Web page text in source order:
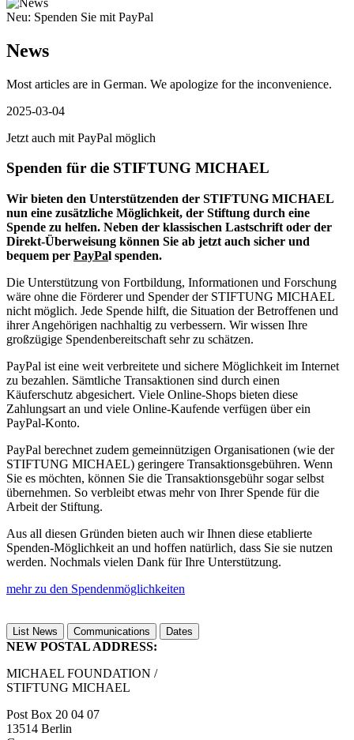
Neu: Spenden Sie mit PayPal
News
Most articles are in German. We apologize for the inconvenience.
2025-03-04
Jetzt auch mit PayPal möglich
Spenden für die STIFTUNG MICHAEL
Wir bieten den Unterstützenden der STIFTUNG MICHAEL
nun eine zusätzliche Möglichkeit, der Stiftung durch eine
Spende zu helfen. Neben der klassischen Lastschrift oder der
Direkt-Überweisung können Sie ab jetzt auch sicher und
bequem per PayPal spenden.
Die Unterstützung von Fortbildung, Informationen und Forschung
wäre ohne die Förderer und Spender der STIFTUNG MICHAEL
nicht möglich. Jede Spende hilft, die Situation der Betroffenen und
ihrer Angehörigen nachhaltig zu verbessern. Wir wissen Ihre
großzügige Spendenbereitschaft sehr zu schätzen.
PayPal ist eine weit verbreitete und sichere Möglichkeit im Internet
zu bezahlen. Sämtliche Transaktionen sind durch einen
Käuferschutz abgesichert. Viele Online-Shops bieten diese
Zahlungsart an und viele Online-Kaufende verfügen über ein
PayPal-Konto.
PayPal berechnet zudem gemeinnützigen Organisationen (wie der
STIFTUNG MICHAEL) geringere Transaktionsgebühren. Wenn
Sie es möchten, können Sie die Transaktionsgebühr sogar selbst
übernehmen. So verbleibt etwas mehr von Ihrer Spende für die
Arbeit der Stiftung.
Aus all diesen Gründen bieten auch wir Ihnen diese etablierte
Spenden-Möglichkeit an und hoffen natürlich, dass Sie sie nutzen
werden. Nochmals vielen Dank für Ihre Unterstützung.
mehr zu den Spendenmöglichkeiten
List News Communications Dates
NEW POSTAL ADDRESS:
MICHAEL FOUNDATION /
STIFTUNG MICHAEL
Post Box 20 04 07
13514 Berlin